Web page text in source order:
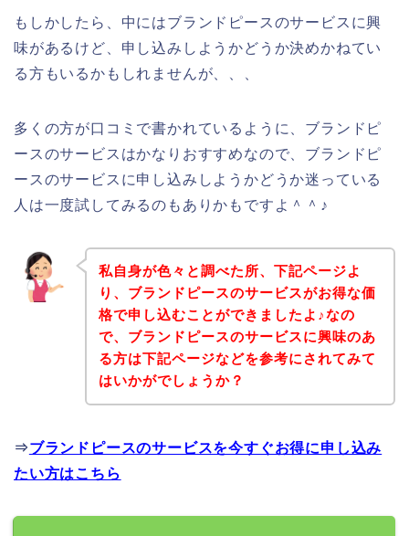
もしかしたら、中にはブランドピースのサービスに興
味があるけど、申し込みしようかどうか決めかねてい
る方もいるかもしれませんが、、、
多くの方が口コミで書かれているように、ブランドピ
ースのサービスはかなりおすすめなので、ブランドピ
ースのサービスに申し込みしようかどうか迷っている
人は一度試してみるのもありかもですよ＾＾♪
私自身が色々と調べた所、下記ページよ
り、ブランドピースのサービスがお得な価
格で申し込むことができましたよ♪なの
で、ブランドピースのサービスに興味のあ
る方は下記ページなどを参考にされてみて
はいかがでしょうか？
⇒ブランドピースのサービスを今すぐお得に申し込み
たい方はこちら